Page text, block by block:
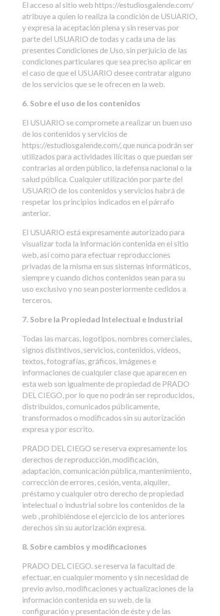
El acceso al sitio web https://estudiosgalende.com/
atribuye a quien lo realiza la condición de USUARIO,
y expresa la aceptación plena y sin reservas por
parte del USUARIO de todas y cada una de las
presentes Condiciones de Uso, sin perjuicio de las
condiciones particulares que sea preciso aplicar en
el caso de que el USUARIO desee contratar alguno
de los servicios que se le ofrecen en la web.
6. Sobre el uso de los contenidos
El USUARIO se compromete a realizar un buen uso
de los contenidos y servicios de
https://estudiosgalende.com/, que nunca podrán ser
utilizados para actividades ilícitas o que puedan ser
contrarias al orden público, la defensa nacional o la
salud pública. Cualquier utilización por parte del
USUARIO de los contenidos y servicios habrá de
respetar los principios indicados en el párrafo
anterior.
El USUARIO está expresamente autorizado para
visualizar toda la información contenida en el sitio
web, así como para efectuar reproducciones
privadas de la misma en sus sistemas informáticos,
siempre y cuando dichos contenidos sean para su
uso exclusivo y no sean posteriormente cedidos a
terceros.
7. Sobre la Propiedad Intelectual e Industrial
Todas las marcas, logotipos, nombres comerciales,
signos distintivos, servicios, contenidos, vídeos,
textos, fotografías, gráficos, imágenes e
informaciones de cualquier clase que aparecen en
esta web son igualmente de propiedad de PRADO
DEL CIEGO, por lo que no podrán ser reproducidos,
distribuidos, comunicados públicamente,
transformados o modificados sin su autorización
expresa y por escrito.
PRADO DEL CIEGO se reserva expresamente los
derechos de reproducción, modificación,
adaptación, comunicación pública, mantenimiento,
corrección de errores, cesión, venta, alquiler,
préstamo y cualquier otro derecho de propiedad
intelectual o industrial sobre los contenidos de la
web , prohibiéndose el ejercicio de los anteriores
derechos sin su autorización expresa.
8. Sobre cambios y modificaciones
PRADO DEL CIEGO. se reserva la facultad de
efectuar, en cualquier momento y sin necesidad de
previo aviso, modificaciones y actualizaciones de la
información contenida en su web, de la
configuración y presentación de éste y de las